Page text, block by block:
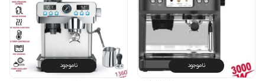
ناموجود ناموجود